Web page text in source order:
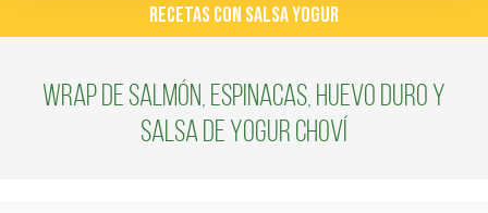
RECETAS CON SALSA YOGUR
Wrap de salmón, espinacas, huevo duro y
Salsa de Yogur Choví